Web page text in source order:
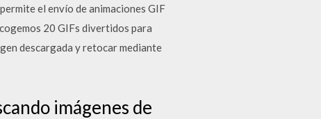
el enví­o de animaciones GIF
20 GIFs divertidos para
descargada y retocar mediante
imágenes de